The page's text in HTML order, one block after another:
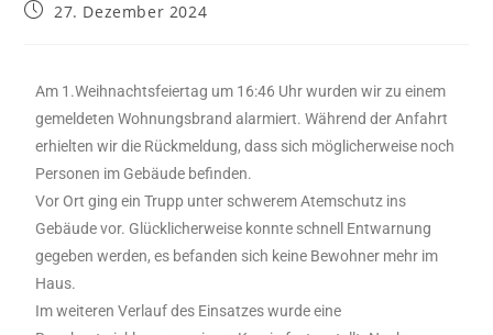
27. Dezember 2024
Am 1.Weihnachtsfeiertag um 16:46 Uhr wurden wir zu einem
gemeldeten Wohnungsbrand alarmiert. Während der Anfahrt
erhielten wir die Rückmeldung, dass sich möglicherweise noch
Personen im Gebäude befinden.
Vor Ort ging ein Trupp unter schwerem Atemschutz ins
Gebäude vor. Glücklicherweise konnte schnell Entwarnung
gegeben werden, es befanden sich keine Bewohner mehr im
Haus.
Im weiteren Verlauf des Einsatzes wurde eine